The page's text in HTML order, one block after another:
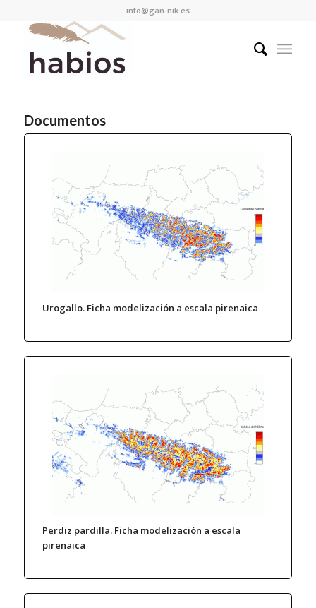
info@gan-nik.es
Documentos
Urogallo. Ficha modelización a escala pirenaica
Perdiz pardilla. Ficha modelización a escala
pirenaica